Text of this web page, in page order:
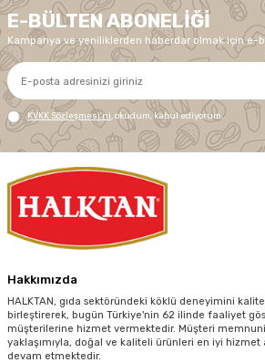
E-BÜLTEN ABONELIĞI
Kampanya ve yeniliklerden haberdar olmak için e-
KVKK Sözleşmesi'ni , okudum, kabul ediyorum.
Hakkımızda
HALKTAN, gıda sektöründeki köklü deneyimini
birleştirerek, bugün Türkiye'nin 62 ilinde faaliyet
müşterilerine hizmet vermektedir. Müşteri
yaklaşımıyla, doğal ve kaliteli ürünleri en iyi hizmet
devam etmektedir.